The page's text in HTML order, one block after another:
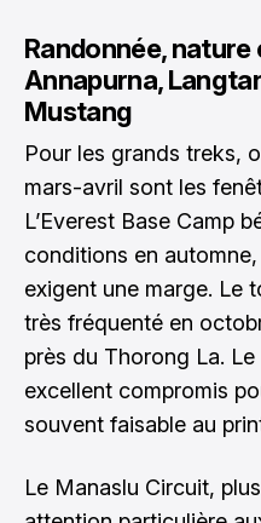
Randonnée,
Annapurna,
Mustang
Pour les grands treks,
mars-avril sont les
L’Everest Base Camp
conditions en
exigent une marge. Le
très fréquenté en
près du Thorong La.
excellent compromis
souvent faisable au
Le Manaslu Circuit,